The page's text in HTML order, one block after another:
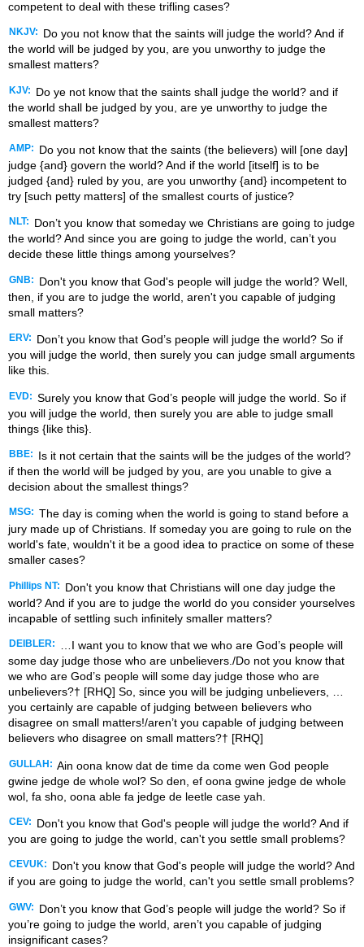
competent to deal with these trifling cases?
NKJV:
Do you not know that the saints will judge the world? And if
the world will be judged by you, are you unworthy to judge the
smallest matters?
KJV:
Do ye not know that the saints shall judge the world? and if
the world shall be judged by you, are ye unworthy to judge the
smallest matters?
AMP:
Do you not know that the saints (the believers) will [one day]
judge {and} govern the world? And if the world [itself] is to be
judged {and} ruled by you, are you unworthy {and} incompetent to
try [such petty matters] of the smallest courts of justice?
NLT:
Don’t you know that someday we Christians are going to judge
the world? And since you are going to judge the world, can’t you
decide these little things among yourselves?
GNB:
Don't you know that God's people will judge the world? Well,
then, if you are to judge the world, aren't you capable of judging
small matters?
ERV:
Don’t you know that God’s people will judge the world? So if
you will judge the world, then surely you can judge small arguments
like this.
EVD: Surely you know that God’s people will judge the world. So if
you will judge the world, then surely you are able to judge small
things {like this}.
BBE:
Is it not certain that the saints will be the judges of the world?
if then the world will be judged by you, are you unable to give a
decision about the smallest things?
MSG: The day is coming when the world is going to stand before a
jury made up of Christians. If someday you are going to rule on the
world's fate, wouldn't it be a good idea to practice on some of these
smaller cases?
Phillips NT:
Don't you know that Christians will one day judge the
world? And if you are to judge the world do you consider yourselves
incapable of settling such infinitely smaller matters?
DEIBLER:
…I want you to know that we who are God’s people will
some day judge those who are unbelievers./Do not you know that
we who are God’s people will some day judge those who are
unbelievers?† [RHQ] So, since you will be judging unbelievers, …
you certainly are capable of judging between believers who
disagree on small matters!/aren’t you capable of judging between
believers who disagree on small matters?† [RHQ]
GULLAH: Ain oona know dat de time da come wen God people
gwine jedge de whole wol? So den, ef oona gwine jedge de whole
wol, fa sho, oona able fa jedge de leetle case yah.
CEV:
Don't you know that God's people will judge the world? And if
you are going to judge the world, can't you settle small problems?
CEVUK:
Don't you know that God's people will judge the world? And
if you are going to judge the world, can't you settle small problems?
GWV:
Don’t you know that God’s people will judge the world? So if
you’re going to judge the world, aren’t you capable of judging
insignificant cases?